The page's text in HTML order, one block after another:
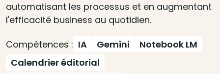
automatisant les processus et en augmentant
l'efficacité business au quotidien.
Compétences : IA Gemini
Notebook LM
Calendrier éditorial